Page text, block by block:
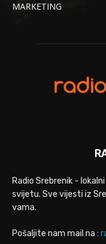
MARKETING
Radio Srebrenik -
svijetu. Sve vijesti iz
vama.
Pošaljite nam mail na :